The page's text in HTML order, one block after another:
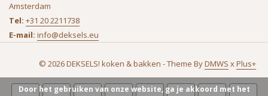
Amsterdam
Tel: +31 20 2211738
E-mail: info@deksels.eu
© 2026 DEKSELS! koken & bakken - Theme ByDMWS xPlus+
Door het gebruiken van onze website, ga je akkoord met het